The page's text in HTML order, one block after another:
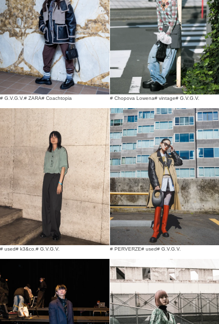
# G.V.G.V.# ZARA# Coachtopia # Chopova Lowena# vintage# G.V.G.V.
# used# k3&co. # G.V.G.V. # PERVERZE# used# G.V.G.V.